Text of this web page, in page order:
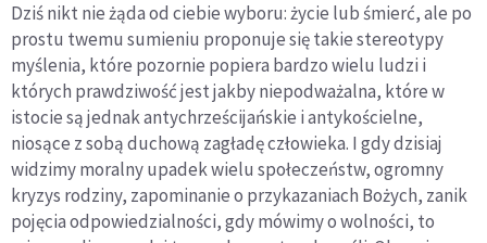
Dziś nikt nie żąda od ciebie wyboru: życie lub śmierć, ale po
prostu twemu sumieniu proponuje się takie stereotypy
myślenia, które pozornie popiera bardzo wielu ludzi i
których prawdziwość jest jakby niepodważalna, które w
istocie są jednak antychrześcijańskie i antykościelne,
niosące z sobą duchową zagładę człowieka. I gdy dzisiaj
widzimy moralny upadek wielu społeczeństw, ogromny
kryzys rodziny, zapominanie o przykazaniach Bożych, zanik
pojęcia odpowiedzialności, gdy mówimy o wolności, to